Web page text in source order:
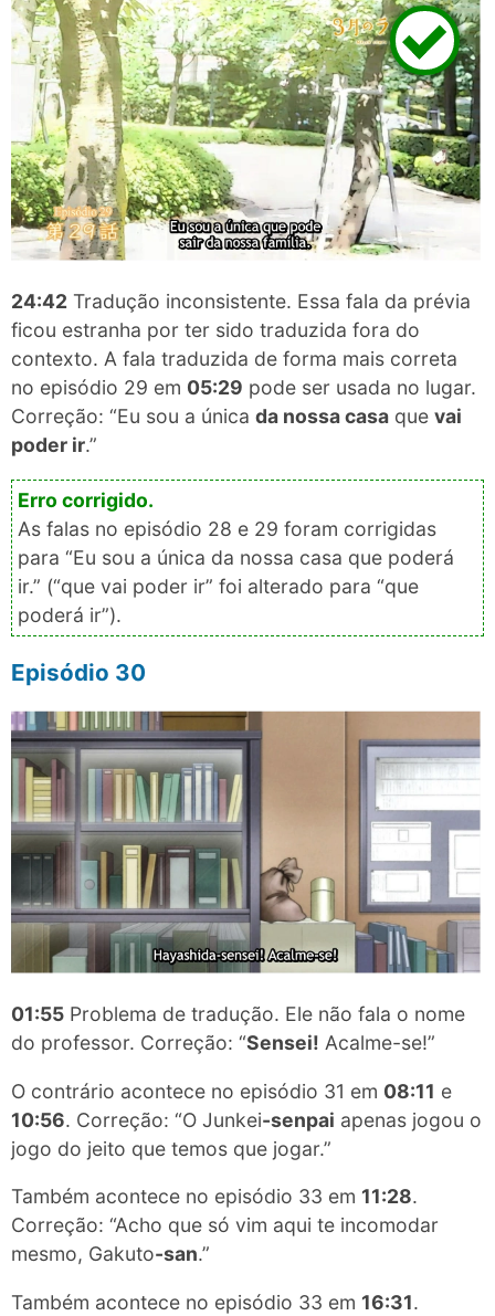
24:42 Tradução inconsistente. Essa fala da prévia
ficou estranha por ter sido traduzida fora do
contexto. A fala traduzida de forma mais correta
no episódio 29 em 05:29 pode ser usada no lugar.
Correção: “Eu sou a única da nossa casa que vai
poder ir.”
As falas no episódio 28 e 29 foram corrigidas
para “Eu sou a única da nossa casa que poderá
ir.” (“que vai poder ir” foi alterado para “que
poderá ir”).
Episódio 30
01:55 Problema de tradução. Ele não fala o nome
do professor. Correção: “Sensei! Acalme-se!”
O contrário acontece no episódio 31 em 08:11 e
10:56. Correção: “O Junkei​-senpai apenas jogou o
jogo do jeito que temos que jogar.”
Também acontece no episódio 33 em 11:28.
Correção: “Acho que só vim aqui te incomodar
mesmo, Gakuto​-san.”
Também acontece no episódio 33 em 16:31.